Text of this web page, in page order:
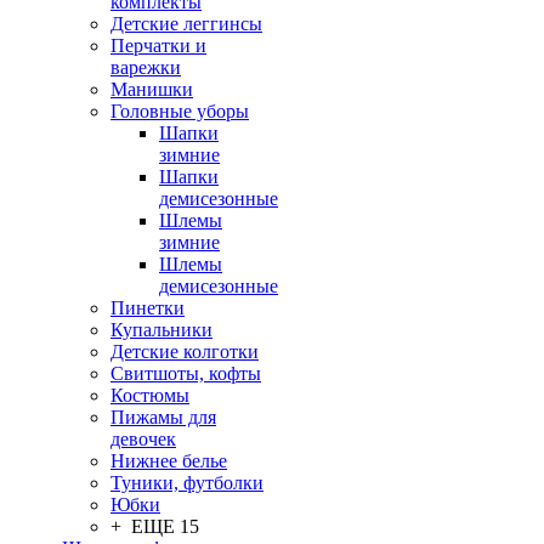
Детские леггинсы
Перчатки и
варежки
Манишки
Головные уборы
Шапки
зимние
Шапки
демисезонные
Шлемы
зимние
Шлемы
демисезонные
Пинетки
Купальники
Детские колготки
Свитшоты, кофты
Костюмы
Пижамы для
девочек
Нижнее белье
Туники, футболки
Юбки
+ ЕЩЕ 15